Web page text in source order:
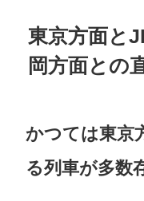
東京方面と
岡方面との
かつては東京
る列車が多数